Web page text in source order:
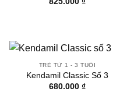
TRẺ TỪ 1 - 3 TUỔI
Kendamil Classic Số 3
680.000 ₫